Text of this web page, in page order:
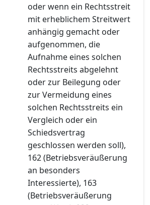
oder wenn ein Rechtsstreit
mit erheblichem Streitwert
anhängig gemacht oder
aufgenommen, die
Aufnahme eines solchen
Rechtsstreits abgelehnt
oder zur Beilegung oder
zur Vermeidung eines
solchen Rechtsstreits ein
Vergleich oder ein
Schiedsvertrag
geschlossen werden soll),
162 (Betriebsveräußerung
an besonders
Interessierte), 163
(Betriebsveräußerung